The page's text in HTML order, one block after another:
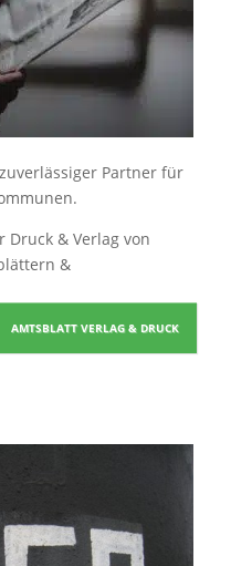
zuverlässiger Partner für
Druck & Verlag von
&
AMTSBLATT VERLAG & DRUCK